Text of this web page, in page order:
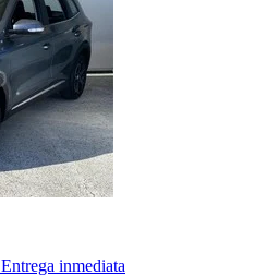
Entrega inmediata